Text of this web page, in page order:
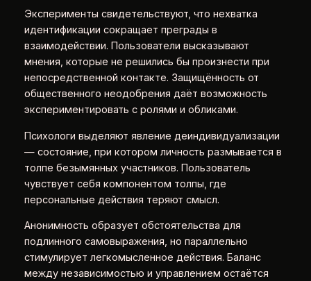
Эксперименты свидетельствуют, что нехватка
идентификации сокращает преграды в
взаимодействии. Пользователи высказывают
мнения, которые не решились бы произнести при
непосредственной контакте. Защищённость от
общественного неодобрения даёт возможность
экспериментировать с ролями и обликами.
Психологи выделяют явление деиндивидуализации
— состояние, при котором личность размывается в
толпе безымянных участников. Пользователь
чувствует себя компонентом толпы, где
персональные действия теряют смысл.
Анонимность образует обстоятельства для
подлинного самовыражения, но параллельно
стимулирует легкомысленное действия. Баланс
между независимостью и управлением остаётся